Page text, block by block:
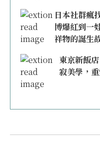
日本社群瘋
博爆紅到一
祥物的誕生
東京新飯
寂美學，